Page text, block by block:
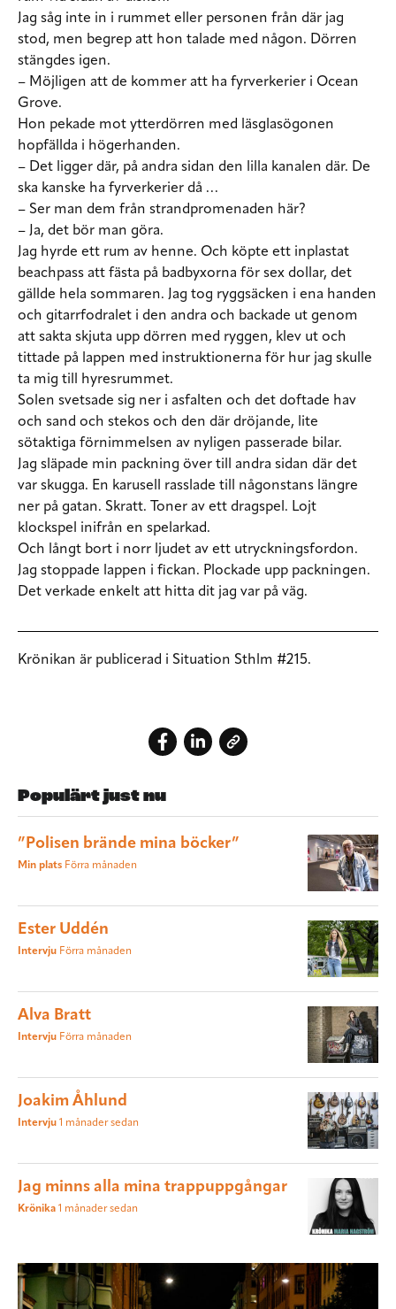
Jag såg inte in i rummet eller personen från där jag
stod, men begrep att hon talade med någon. Dörren
stängdes igen.
– Möjligen att de kommer att ha fyrverkerier i Ocean
Grove.
Hon pekade mot ytterdörren med läsglasögonen
hopfällda i högerhanden.
– Det ligger där, på andra sidan den lilla kanalen där. De
ska kanske ha fyrverkerier då …
– Ser man dem från strandpromenaden här?
– Ja, det bör man göra.
Jag hyrde ett rum av henne. Och köpte ett inplastat
beachpass att fästa på badbyxorna för sex dollar, det
gällde hela sommaren. Jag tog ryggsäcken i ena handen
och gitarrfodralet i den andra och backade ut genom
att sakta skjuta upp dörren med ryggen, klev ut och
tittade på lappen med instruktionerna för hur jag skulle
ta mig till hyresrummet.
Solen svetsade sig ner i asfalten och det doftade hav
och sand och stekos och den där dröjande, lite
sötaktiga förnimmelsen av nyligen passerade bilar.
Jag släpade min packning över till andra sidan där det
var skugga. En karusell rasslade till någonstans längre
ner på gatan. Skratt. Toner av ett dragspel. Lojt
klockspel inifrån en spelarkad.
Och långt bort i norr ljudet av ett utryckningsfordon.
Jag stoppade lappen i fickan. Plockade upp packningen.
Det verkade enkelt att hitta dit jag var på väg.
Krönikan är publicerad i Situation Sthlm #215.
Populärt just nu
”Polisen brände mina böcker”
Min plats Förra månaden
Ester Uddén
Intervju Förra månaden
Alva Bratt
Intervju Förra månaden
Joakim Åhlund
Intervju 1 månader sedan
Jag minns alla mina trappuppgångar
Krönika 1 månader sedan